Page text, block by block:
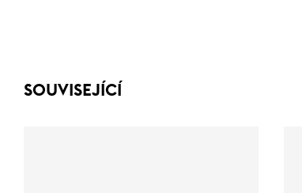
SOUVISEJÍCÍ